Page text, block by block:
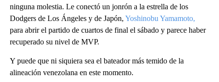
ninguna molestia. Le conectó un jonrón a la estrella de los
Dodgers de Los Ángeles y de Japón, Yoshinobu Yamamoto,
para abrir el partido de cuartos de final el sábado y parece haber
recuperado su nivel de MVP.
Y puede que ni siquiera sea el bateador más temido de la
alineación venezolana en este momento.